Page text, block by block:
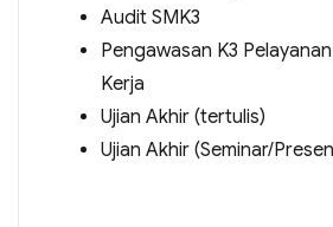
Audit SMK3
Pengawasan K3
Kerja
Ujian Akhir (tertulis)
Ujian Akhir (Seminar/